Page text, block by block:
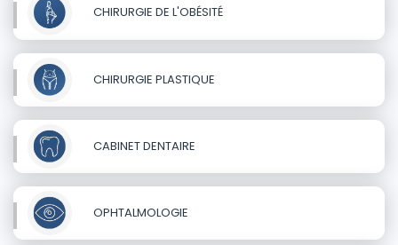
CHIRURGIE DE L'OBÉSITÉ
CHIRURGIE PLASTIQUE
CABINET DENTAIRE
OPHTALMOLOGIE